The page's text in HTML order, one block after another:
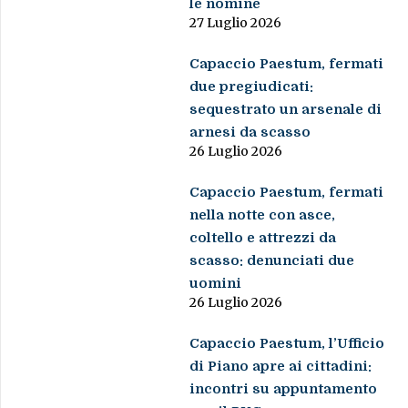
le nomine
27 Luglio 2026
Capaccio Paestum, fermati
due pregiudicati:
sequestrato un arsenale di
arnesi da scasso
26 Luglio 2026
Capaccio Paestum, fermati
nella notte con asce,
coltello e attrezzi da
scasso: denunciati due
uomini
26 Luglio 2026
Capaccio Paestum, l’Ufficio
di Piano apre ai cittadini:
incontri su appuntamento